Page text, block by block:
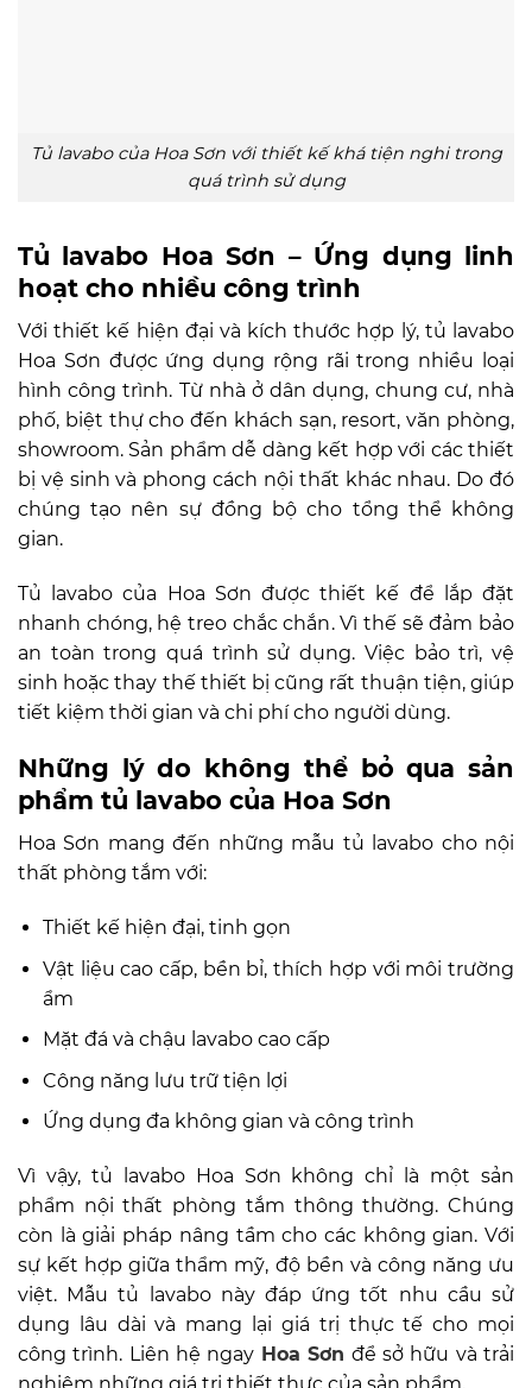
Tủ lavabo của Hoa Sơn với thiết kế khá tiện nghi trong
quá trình sử dụng
Tủ lavabo Hoa Sơn – Ứng dụng linh
hoạt cho nhiều công trình
Với thiết kế hiện đại và kích thước hợp lý, tủ lavabo
Hoa Sơn được ứng dụng rộng rãi trong nhiều loại
hình công trình. Từ nhà ở dân dụng, chung cư, nhà
phố, biệt thự cho đến khách sạn, resort, văn phòng,
showroom. Sản phẩm dễ dàng kết hợp với các thiết
bị vệ sinh và phong cách nội thất khác nhau. Do đó
chúng tạo nên sự đồng bộ cho tổng thể không
gian.
Tủ lavabo của Hoa Sơn được thiết kế để lắp đặt
nhanh chóng, hệ treo chắc chắn. Vì thế sẽ đảm bảo
an toàn trong quá trình sử dụng. Việc bảo trì, vệ
sinh hoặc thay thế thiết bị cũng rất thuận tiện, giúp
tiết kiệm thời gian và chi phí cho người dùng.
Những lý do không thể bỏ qua sản
phẩm tủ lavabo của Hoa Sơn
Hoa Sơn mang đến những mẫu tủ lavabo cho nội
thất phòng tắm với:
Thiết kế hiện đại, tinh gọn
Vật liệu cao cấp, bền bỉ, thích hợp với môi trường
ẩm
Mặt đá và chậu lavabo cao cấp
Công năng lưu trữ tiện lợi
Ứng dụng đa không gian và công trình
Vì vậy, tủ lavabo Hoa Sơn không chỉ là một sản
phẩm nội thất phòng tắm thông thường. Chúng
còn là giải pháp nâng tầm cho các không gian. Với
sự kết hợp giữa thẩm mỹ, độ bền và công năng ưu
việt. Mẫu tủ lavabo này đáp ứng tốt nhu cầu sử
dụng lâu dài và mang lại giá trị thực tế cho mọi
công trình. Liên hệ ngay Hoa Sơn để sở hữu và trải